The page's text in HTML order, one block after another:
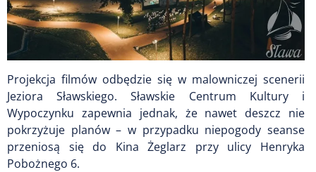
Projekcja filmów odbędzie się w malowniczej scenerii
Jeziora Sławskiego. Sławskie Centrum Kultury i
Wypoczynku zapewnia jednak, że nawet deszcz nie
pokrzyżuje planów – w przypadku niepogody seanse
przeniosą się do Kina Żeglarz przy ulicy Henryka
Pobożnego 6.